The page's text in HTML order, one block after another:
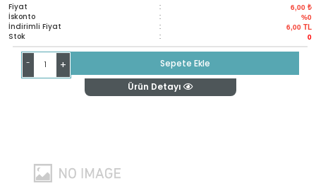
Fiyat : 6,00 ₺
İskonto : %0
İndirimli Fiyat : 6,00 TL
Stok : 0
- +
Sepete Ekle
Ürün Detayı